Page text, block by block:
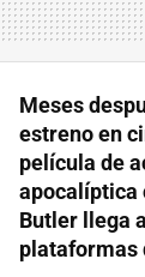
Meses
estreno en
película de
apocalíptica
Butler llega
plataformas